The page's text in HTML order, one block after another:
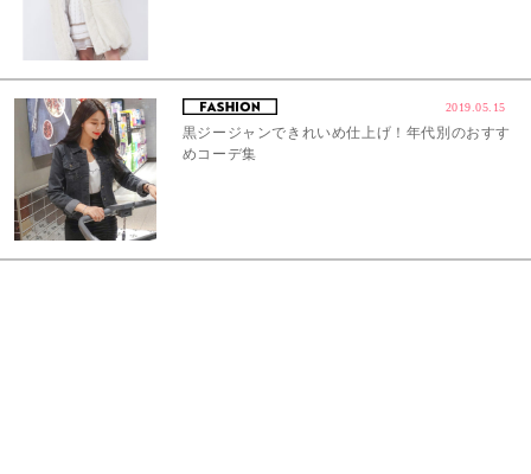
2019.05.15
黒ジージャンできれいめ仕上げ！年代別のおすす
めコーデ集